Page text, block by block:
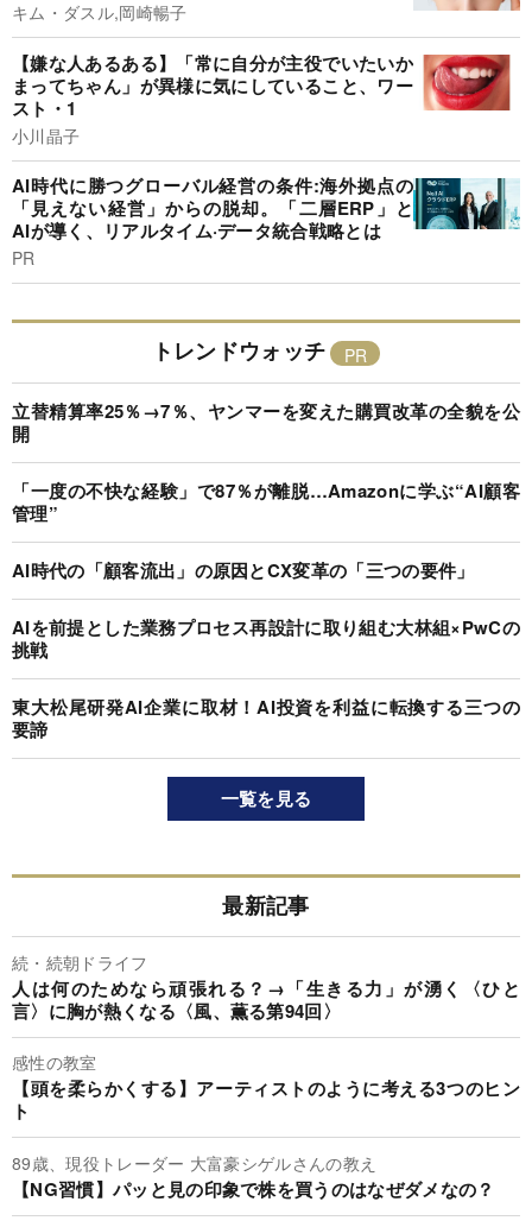
キム・ダスル,岡崎暢子
【嫌な人あるある】「常に自分が主役でいたいか
まってちゃん」が異様に気にしていること、ワー
スト・1
小川晶子
AI時代に勝つグローバル経営の条件:海外拠点の
「見えない経営」からの脱却。「二層ERP」と
AIが導く、リアルタイム·データ統合戦略とは
PR
トレンドウォッチ
立替精算率25％→7％、ヤンマーを変えた購買改革の全貌を公
開
「一度の不快な経験」で87％が離脱…Amazonに学ぶ“AI顧客
管理”
AI時代の「顧客流出」の原因とCX変革の「三つの要件」
AIを前提とした業務プロセス再設計に取り組む大林組×PwCの
挑戦
東大松尾研発AI企業に取材！AI投資を利益に転換する三つの
要諦
一覧を見る
最新記事
続・続朝ドライフ
人は何のためなら頑張れる？→「生きる力」が湧く〈ひと
言〉に胸が熱くなる〈風、薫る第94回〉
感性の教室
【頭を柔らかくする】アーティストのように考える3つのヒン
ト
89歳、現役トレーダー 大富豪シゲルさんの教え
【NG習慣】パッと見の印象で株を買うのはなぜダメなの？